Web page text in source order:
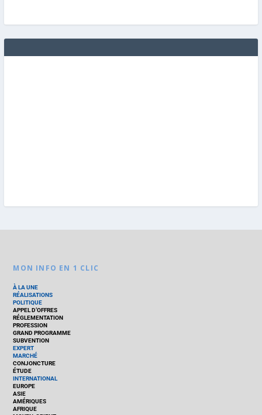
MON INFO EN 1 CLIC
À LA UNE
RÉALISATIONS
POLITIQUE
APPEL D’OFFRES
RÉGLEMENTATION
PROFESSION
GRAND PROGRAMME
SUBVENTION
EXPERT
MARCHÉ
CONJONCTURE
ÉTUDE
INTERNATIONAL
EUROPE
ASIE
AMÉRIQUES
AFRIQUE